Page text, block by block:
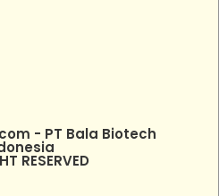
- PT Bala Biotech
RESERVED